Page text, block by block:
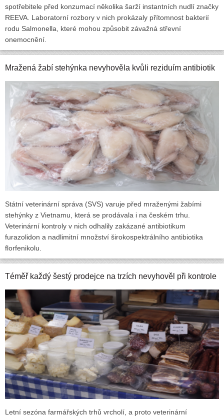
spotřebitele před konzumací několika šarží instantních nudlí značky
REEVA. Laboratorní rozbory v nich prokázaly přítomnost bakterií
rodu Salmonella, které mohou způsobit závažná střevní
onemocnění.
Mražená žabí stehýnka nevyhověla kvůli reziduím antibiotik
Státní veterinární správa (SVS) varuje před mraženými žabími
stehýnky z Vietnamu, která se prodávala i na českém trhu.
Veterinární kontroly v nich odhalily zakázané antibiotikum
furazolidon a nadlimitní množství širokospektrálního antibiotika
florfenikolu.
Téměř každý šestý prodejce na trzích nevyhověl při kontrole
Letní sezóna farmářských trhů vrcholí, a proto veterinární